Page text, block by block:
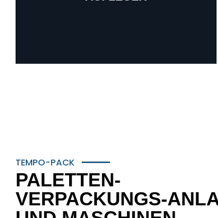
TEMPO-PACK
PALETTEN-
VERPACKUNGS-